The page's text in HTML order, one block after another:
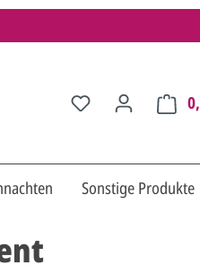
Sonstige Produkte